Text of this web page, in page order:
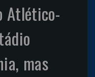
Atlético-
mas